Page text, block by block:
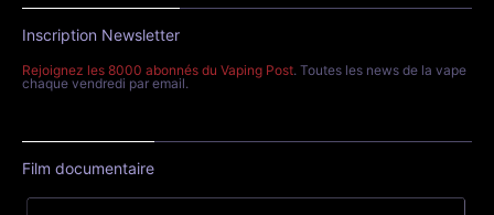
Inscription Newsletter
Rejoignez les 8000 abonnés du Vaping Post. Toutes les news de la vape
chaque vendredi par email.
Film documentaire